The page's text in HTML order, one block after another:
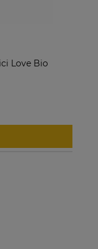
Love Bio